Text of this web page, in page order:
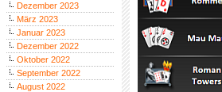
Dezember 2023
März 2023
Januar 2023
Dezember 2022
Oktober 2022
September 2022
August 2022